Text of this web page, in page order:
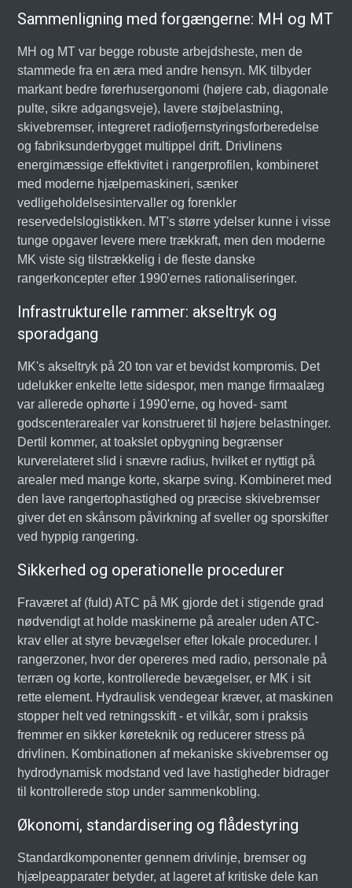
Sammenligning med forgængerne: MH og MT
MH og MT var begge robuste arbejdsheste, men de
stammede fra en æra med andre hensyn. MK tilbyder
markant bedre førerhusergonomi (højere cab, diagonale
pulte, sikre adgangsveje), lavere støjbelastning,
skivebremser, integreret radiofjernstyringsforberedelse
og fabriksunderbygget multippel drift. Drivlinens
energimæssige effektivitet i rangerprofilen, kombineret
med moderne hjælpemaskineri, sænker
vedligeholdelsesintervaller og forenkler
reservedelslogistikken. MT's større ydelser kunne i visse
tunge opgaver levere mere trækkraft, men den moderne
MK viste sig tilstrækkelig i de fleste danske
rangerkoncepter efter 1990'ernes rationaliseringer.
Infrastrukturelle rammer: akseltryk og
sporadgang
MK's akseltryk på 20 ton var et bevidst kompromis. Det
udelukker enkelte lette sidespor, men mange firmaalæg
var allerede ophørte i 1990'erne, og hoved- samt
godscenterarealer var konstrueret til højere belastninger.
Dertil kommer, at toakslet opbygning begrænser
kurverelateret slid i snævre radius, hvilket er nyttigt på
arealer med mange korte, skarpe sving. Kombineret med
den lave rangertophastighed og præcise skivebremser
giver det en skånsom påvirkning af sveller og sporskifter
ved hyppig rangering.
Sikkerhed og operationelle procedurer
Fraværet af (fuld) ATC på MK gjorde det i stigende grad
nødvendigt at holde maskinerne på arealer uden ATC-
krav eller at styre bevægelser efter lokale procedurer. I
rangerzoner, hvor der opereres med radio, personale på
terræn og korte, kontrollerede bevægelser, er MK i sit
rette element. Hydraulisk vendegear kræver, at maskinen
stopper helt ved retningsskift - et vilkår, som i praksis
fremmer en sikker køreteknik og reducerer stress på
drivlinen. Kombinationen af mekaniske skivebremser og
hydrodynamisk modstand ved lave hastigheder bidrager
til kontrollerede stop under sammenkobling.
Økonomi, standardisering og flådestyring
Standardkomponenter gennem drivlinje, bremser og
hjælpeapparater betyder, at lageret af kritiske dele kan